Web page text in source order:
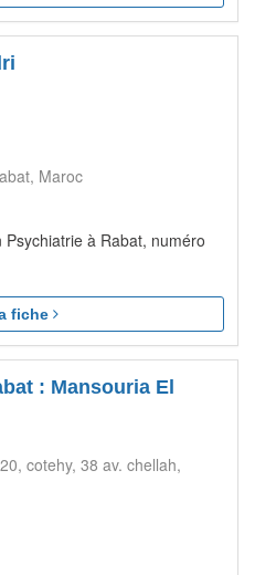
Maroc
à Rabat, numéro
fiche
: Mansouria El
cotehy, 38 av. chellah